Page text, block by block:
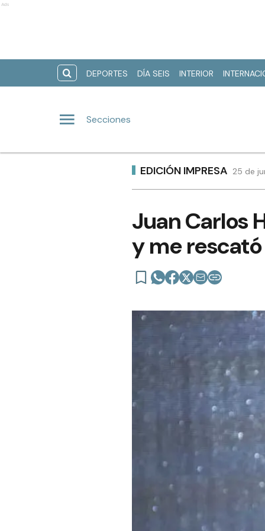
Ads
DEPORTES DÍA SEIS INTERIOR
Secciones
EDICIÓN IMPRESA 25 de
Juan Carlos
y me